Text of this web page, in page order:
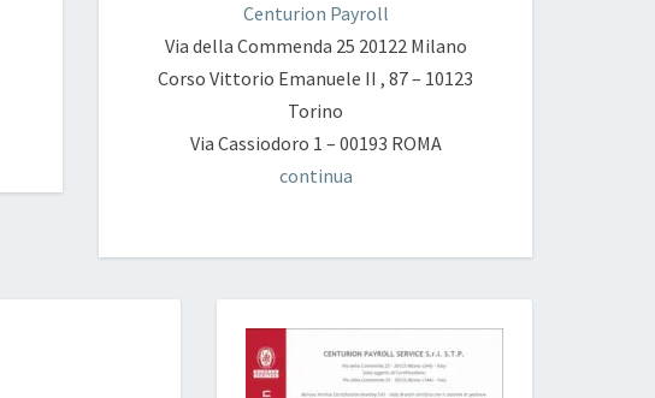
Centurion Payroll
Via della Commenda 25 20122 Milano
Corso Vittorio Emanuele II , 87 – 10123
Torino
Via Cassiodoro 1 – 00193 ROMA
continua